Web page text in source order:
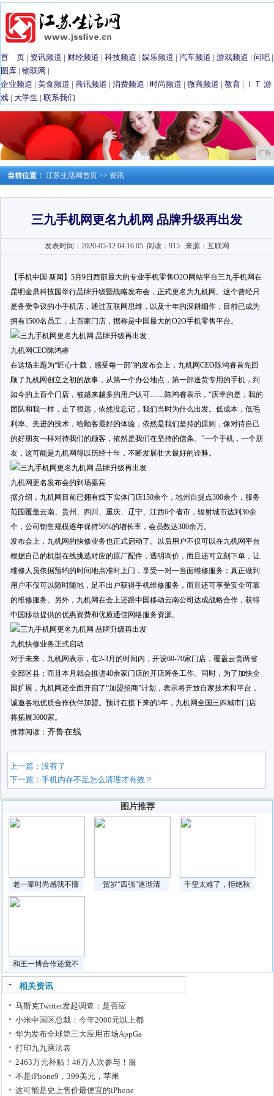
首 页 | 资讯频道 | 财经频道 | 科技频道 | 娱乐频道 | 汽车频道 | 游戏频道 | 问吧 |
图库 | 物联网 |
企业频道 | 美食频道 | 商讯频道 | 消费频道 | 时尚频道 | 微商频道 | 教育 | ＩＴ 游
戏 | 大学生 | 联系我们
广告
当前位置： 江苏生活网首页 >> 资讯
三九手机网更名九机网 品牌升级再出发
发表时间：2020-05-12 04:16:05 阅读：915来源：互联网
【手机中国 新闻】5月9日西部最大的专业手机零售O2O网站平台三九手机网在
昆明金鼎科技园举行品牌升级暨战略发布会，正式更名为九机网。这个曾经只
是备受争议的小手机店，通过互联网思维，以及十年的深耕细作，目前已成为
拥有1500名员工，上百家门店，据称是中国最大的O2O手机零售平台。
九机网CEO陈鸿睿
在这场主题为“匠心十载，感受每一部”的发布会上，九机网CEO陈鸿睿首先回
顾了九机网创立之初的故事，从第一个办公地点，第一部送货专用的手机，到
如今的上百个门店，被越来越多的用户认可……陈鸿睿表示，“庆幸的是，我的
团队和我一样，走了很远，依然没忘记，我们当时为什么出发。低成本，低毛
利率、先进的技术，给顾客最好的体验，依然是我们坚持的原则，像对待自己
的好朋友一样对待我们的顾客，依然是我们在坚持的信条。”一个手机，一个朋
友，这可能是九机网得以历经十年，不断发展壮大最好的诠释。
九机网更名发布会的到场嘉宾
据介绍，九机网目前已拥有线下实体门店150余个，地州自提点300余个，服务
范围覆盖云南、贵州、四川、重庆、辽宁、江西6个省市，辐射城市达到30余
个，公司销售规模逐年保持50%的增长率，会员数达300余万。
发布会上，九机网的快修业务也正式启动了。以后用户不仅可以在九机网平台
根据自己的机型在线挑选对应的原厂配件，透明询价，而且还可立刻下单，让
维修人员依据预约的时间地点准时上门，享受一对一当面维修服务；真正做到
用户不仅可以随时随地，足不出户获得手机维修服务，而且还可享受安全可靠
的维修服务。另外，九机网在会上还跟中国移动云南公司达成战略合作，获得
中国移动提供的优惠资费和优质通信网络服务资源。
九机快修业务正式启动
对于未来，九机网表示，在2-3月的时间内，开设60-70家门店，覆盖云贵两省
全部区县；而且本月就会推进40余家门店的开店筹备工作。同时，为了加快全
国扩展，九机网还全面开启了“加盟招商”计划，表示将开放自家技术和平台，
诚邀各地优质合作伙伴加盟。预计在接下来的5年，九机网全国三四城市门店
将拓展3000家。
推荐阅读： 齐鲁在线
上一篇：没有了
下一篇：手机内存不足怎么清理才有效？
图片推荐
老一辈时尚感我不懂 贺岁“四强”逐渐清 千玺太难了，拒绝秋
和王一博合作还觉不
相关资讯
马斯克Twitter发起调查：是否应
小米中国区总裁：今年2000元以上都
华为发布全球第三大应用市场AppGa
打印九九乘法表
2463万元补贴！46万人次参与！服
不是iPhone9，399美元，苹果
这可能是史上售价最便宜的iPhone